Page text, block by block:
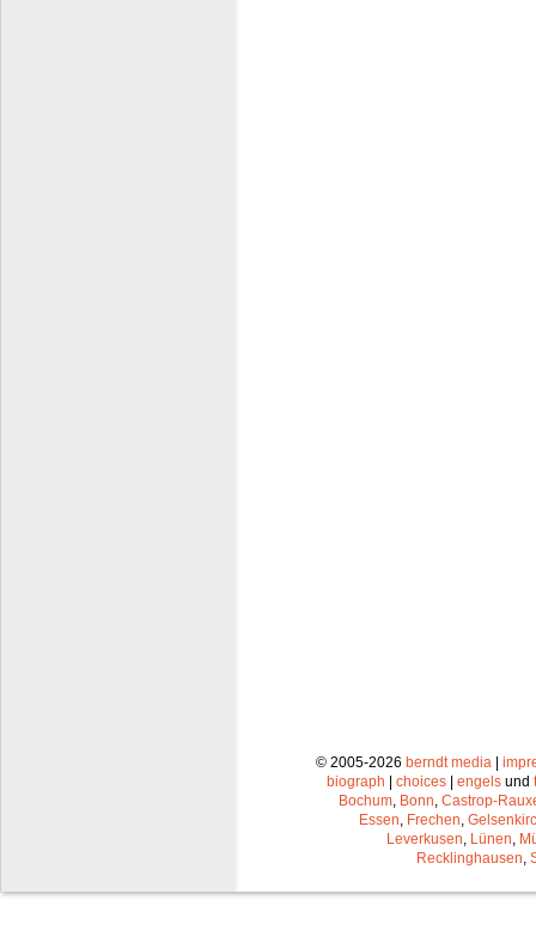
© 2005-2026 berndt media |
biograph | choices | engels und
Bochum Bonn Castrop-
Essen Frechen
Leverkusen Lünen
Recklinghausen